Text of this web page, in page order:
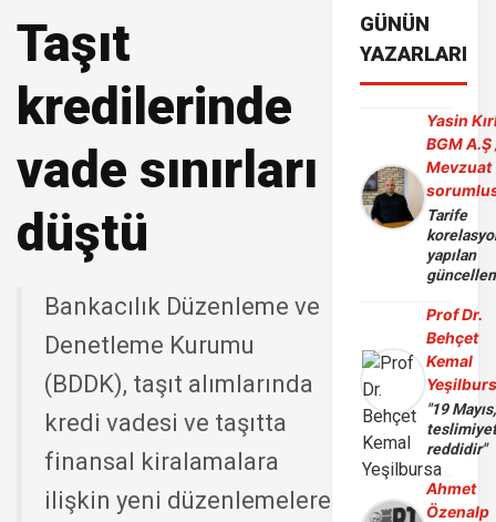
Taşıt
kredilerinde
vade sınırları
düştü
Bankacılık Düzenleme ve
Denetleme Kurumu
(BDDK), taşıt alımlarında
kredi vadesi ve taşıtta
finansal kiralamalara
ilişkin yeni düzenlemelere
GÜNÜN
YAZARLARI
Yasin
BGM A.Ş
Mevzuat
Tarife
yapılan
Prof Dr.
Behçet
Kemal
"19 Mayıs,
reddidir"
Ahmet
Özenalp